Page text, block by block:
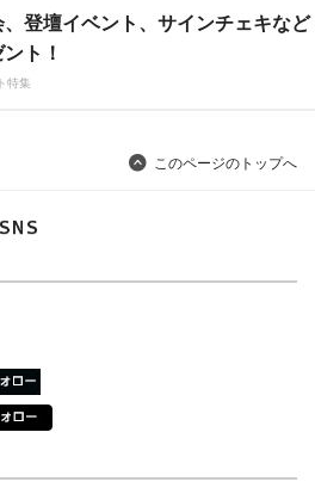
登壇イベント、サインチェキなど
ト！
特集
このページのトップへ